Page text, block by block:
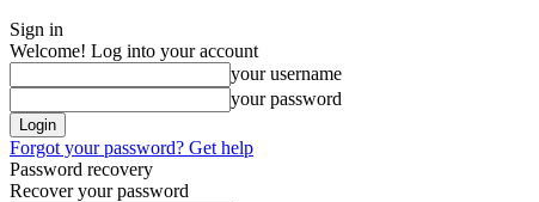
Sign in
Welcome! Log into your account
your username
your password
Forgot your password? Get help
Password recovery
Recover your password